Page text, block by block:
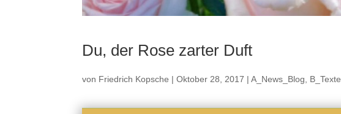
Du, der Rose zarter Duft
von Friedrich Kopsche |Oktober 28, 2017 |A_News_Blog B_Texte